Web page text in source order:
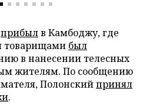
прибылв Камбоджу, где
товарищами был
в нанесении телесных
жителям. По сообщению
Полонскийпринял
.